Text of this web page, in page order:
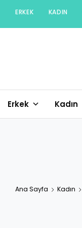
content
ERKEK KADIN
Erkek Kadın
Ana Sayfa Kadın